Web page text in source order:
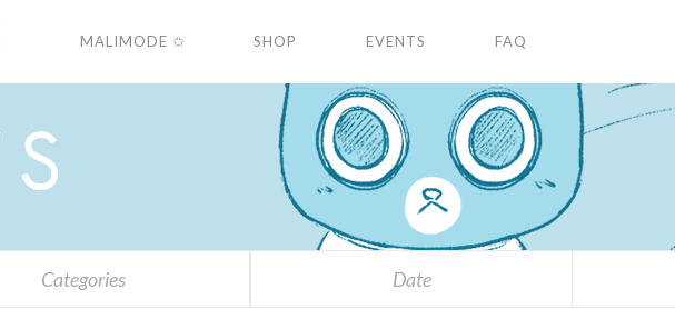
MALIMODE ✩ SHOP EVENTS FAQ
S
Categories Date